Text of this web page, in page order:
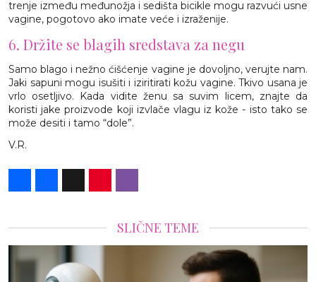
trenje između međunožja i sedišta bicikle mogu razvući usne
vagine, pogotovo ako imate veće i izraženije.
6. Držite se blagih sredstava za negu
Samo blago i nežno ćišćenje vagine je dovoljno, verujte nam.
Jaki sapuni mogu isušiti i iziritirati kožu vagine. Tkivo usana je
vrlo osetljivo. Kada vidite ženu sa suvim licem, znajte da
koristi jake proizvode koji izvlače vlagu iz kože - isto tako se
može desiti i tamo “dole”.
V.R.
SLIČNE TEME